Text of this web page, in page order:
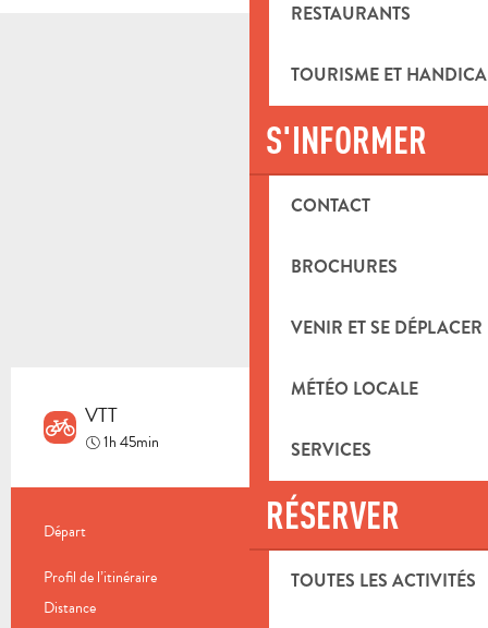
RESTAURANTS
TOURISME ET
S'INFORMER
CONTACT
BROCHURES
VENIR ET SE DÉPLACER
MÉTÉO LOCALE
SERVICES
RÉSERVER
TOUTES LES ACTIVITÉS
VTT
1h 45min
INFORMATIONS PRATIQUES
Départ Saint-Zacharie
Profil de l’itinéraire Boucle
Distance